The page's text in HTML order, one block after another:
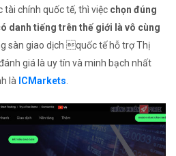
chính quốc tế, thì việc chọn đúng
danh tiếng trên thế giới là vô cùng
sàn giao dịch quốc tế hỗ trợ Thị
giá là uy tín và minh bạch nhất
là ICMarkets.